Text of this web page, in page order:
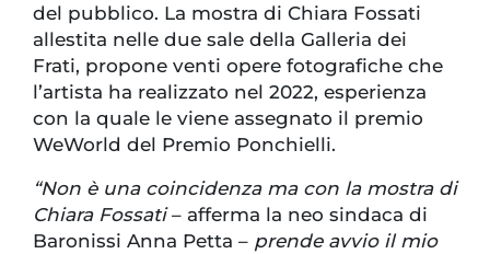
del pubblico. La mostra di Chiara Fossati
allestita nelle due sale della Galleria dei
Frati, propone venti opere fotografiche che
l’artista ha realizzato nel 2022, esperienza
con la quale le viene assegnato il premio
WeWorld del Premio Ponchielli.
“Non è una coincidenza ma con la mostra di
Chiara Fossati– afferma la neo sindaca di
Baronissi Anna Petta – prende avvio il mio